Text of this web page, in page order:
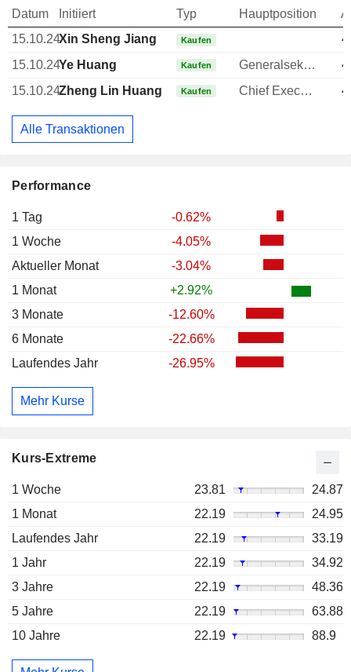
Performance
1 Tag
-0.62%
1 Woche
-4.05%
Aktueller Monat
-3.04%
1 Monat
+2.92%
3 Monate
-12.60%
6 Monate
-22.66%
Laufendes Jahr
-26.95%
Mehr Kurse
Kurs-Extreme
1 Woche 23.81
24.87
1 Monat
22.19
24.95
Laufendes Jahr
22.19
33.19
1 Jahr
22.19
34.92
3 Jahre
22.19
48.36
5 Jahre
22.19
63.88
10 Jahre
22.19 88.9
Datum Initiiert Typ Hauptposition
15.10.24Xin Sheng Jiang Kaufen
15.10.24Ye Huang Kaufen Generalsekretär
15.10.24Zheng Lin Huang Kaufen Chief Executive Officer (CEO)
Alle Transaktionen